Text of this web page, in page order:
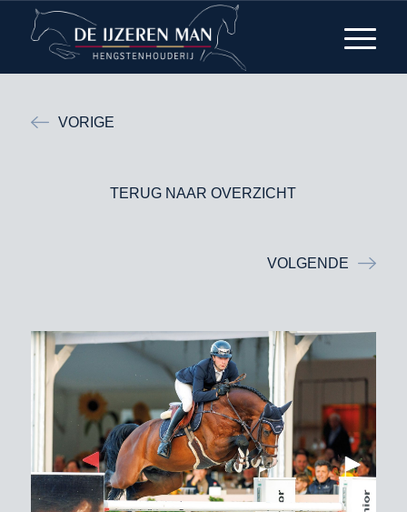
VORIGE
TERUG NAAR OVERZICHT
VOLGENDE